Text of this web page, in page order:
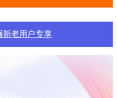
新老用户专享